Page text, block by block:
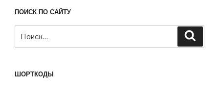
ПОИСК ПО САЙТУ
ШОРТКОДЫ